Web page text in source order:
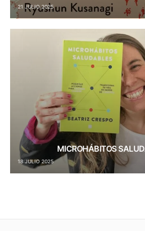
21 JULIO 2025
MICROHÁBITOS
18 JULIO 2025